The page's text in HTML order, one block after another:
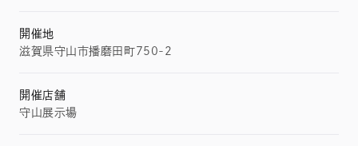
開催地
滋賀県守山市播磨田町750-2
開催店舗
守山展示場